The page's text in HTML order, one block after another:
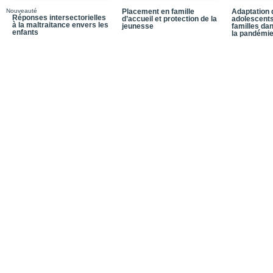
Nouveauté
Réponses intersectorielles
à la maltraitance envers les
enfants
Placement en famille
d’accueil et protection de la
jeunesse
Adaptation
familles
la